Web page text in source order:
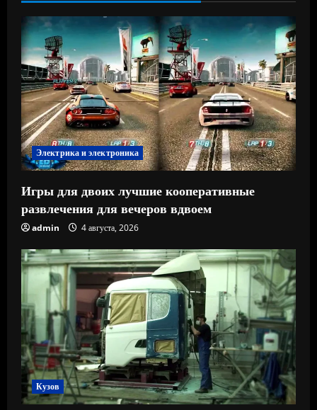
Электрика и электроника
Игры для двоих лучшие кооперативные
развлечения для вечеров вдвоем
admin 4 августа, 2026
Кузов